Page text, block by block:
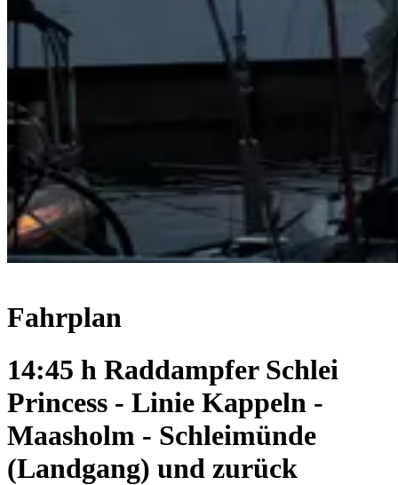
Fahrplan
14:45 h Raddampfer Schlei
Princess - Linie Kappeln -
Maasholm - Schleimünde
(Landgang) und zurück